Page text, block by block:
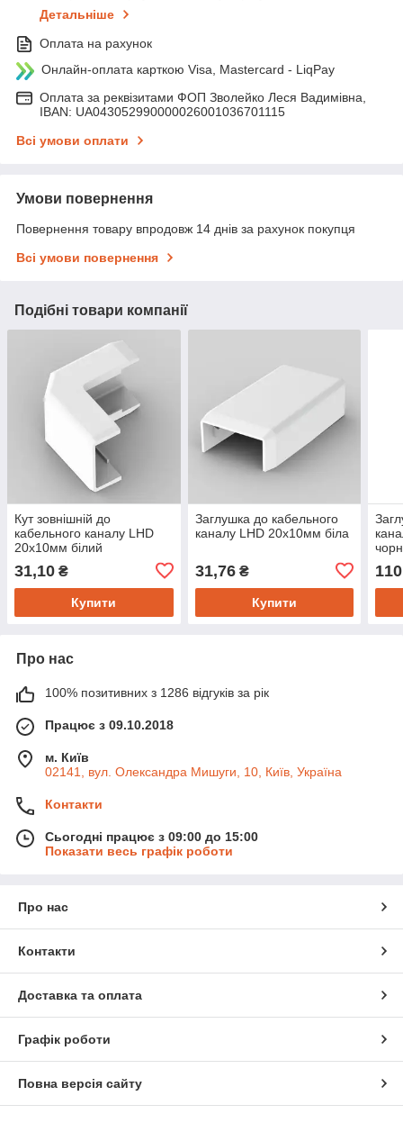
Детальніше
Оплата на рахунок
Онлайн-оплата карткою Visa, Mastercard - LiqPay
Оплата за реквізитами ФОП Зволейко Леся Вадимівна,
IBAN: UA043052990000026001036701115
Всі умови оплати
Умови повернення
Повернення товару впродовж 14 днів за рахунок покупця
Всі умови повернення
Подібні товари компанії
Кут зовнішній до
кабельного каналу LHD
20x10мм білий
31,10 ₴
Купити
Заглушка до кабельного
каналу LHD 20x10мм біла
31,76₴
Купити
Про нас
100% позитивних з 1286 відгуків за рік
Працює з 09.10.2018
м. Київ
02141, вул. Олександра Мишуги, 10, Київ, Україна
Контакти
Сьогодні працює з 09:00 до 15:00
Показати весь графік роботи
Про нас
Контакти
Доставка та оплата
Графік роботи
Повна версія сайту